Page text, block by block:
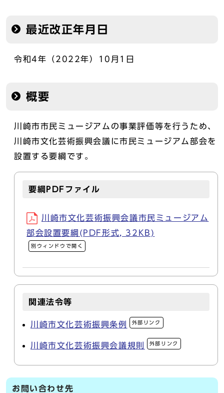
最近改正年月日
令和4年（2022年）10月1日
概要
川崎市市民ミュージアムの事業評価等を行うため、
川崎市文化芸術振興会議に市民ミュージアム部会を
設置する要綱です。
要綱PDFファイル
川崎市文化芸術振興会議市民ミュージアム
部会設置要綱(PDF形式, 32KB)
別ウィンドウで開く
関連法令等
川崎市文化芸術振興条例 外部リンク
川崎市文化芸術振興会議規則 外部リンク
お問い合わせ先